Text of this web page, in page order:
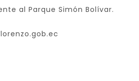
al Parque Simón Bolívar.